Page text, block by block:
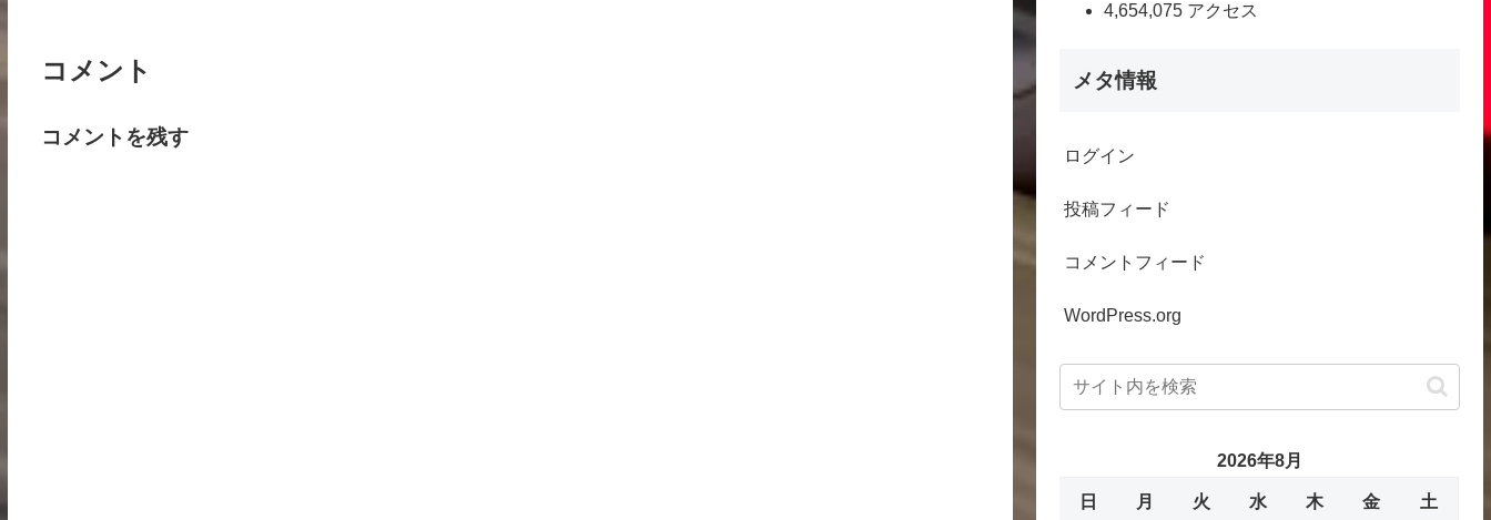
コメント
コメントを残す
4,654,075 アクセス
メタ情報
ログイン
投稿フィード
コメントフィード
WordPress.org
2026年8月
日 月 火 水 木 金 土